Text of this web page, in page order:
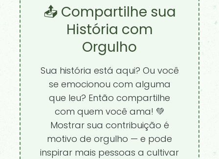
📤 Compartilhe sua
História com
Orgulho
Sua história está aqui? Ou você
se emocionou com alguma
que leu? Então compartilhe
com quem você ama! 💚
Mostrar sua contribuição é
motivo de orgulho — e pode
inspirar mais pessoas a cultivar